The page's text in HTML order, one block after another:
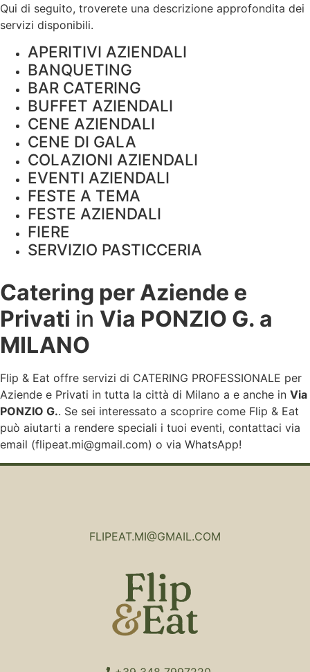
Qui di seguito, troverete una descrizione approfondita dei
servizi disponibili.
APERITIVI AZIENDALI
BANQUETING
BAR CATERING
BUFFET AZIENDALI
CENE AZIENDALI
CENE DI GALA
COLAZIONI AZIENDALI
EVENTI AZIENDALI
FESTE A TEMA
FESTE AZIENDALI
FIERE
SERVIZIO PASTICCERIA
Catering per Aziende e
Privati in Via PONZIO G. a
MILANO
Flip & Eat offre servizi di CATERING PROFESSIONALE per
Aziende e Privati in tutta la città di Milano a e anche in Via
PONZIO G.. Se sei interessato a scoprire come Flip & Eat
può aiutarti a rendere speciali i tuoi eventi, contattaci via
email (flipeat.mi@gmail.com) o via WhatsApp!
FLIPEAT.MI@GMAIL.COM